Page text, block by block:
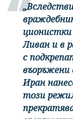
Ливан и в
с
въоръжени
Иран
този